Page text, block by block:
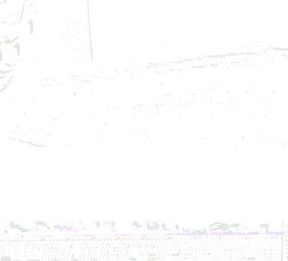
Technischer Einsatz - Wasserschaden - 22.09.2024
Brandeinsatz - BMA - 22.09.2024
Brandeinsatz - BMA - 22.09.2024
Brandeinsatz - BMA - 16.09.2024
Technischer Einsatz - Hochwasser - 16.09.2024
Technischer Einsatz - Personenrettung aus Lift -